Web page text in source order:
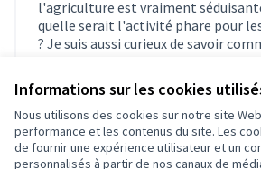
Informations sur les cookies
Nous utilisons des cookies sur notre site
performance et les contenus du site. Les
de fournir une expérience utilisateur et un
personnalisés à partir de nos canaux de
l'agriculture est vraiment
quelle serait l'activité phare pour
? Je suis aussi curieux de savoir
structure pourrait proposer des
en lien avec
https://fnaffree.io